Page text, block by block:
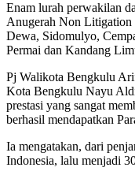
Enam lurah perwakilan
Anugerah Non Litigation
Dewa, Sidomulyo,
Permai dan Kandang
Pj Walikota Bengkulu
Kota Bengkulu Nayu
prestasi yang sangat
berhasil mendapatkan
Ia mengatakan, dari
Indonesia, lalu menjadi